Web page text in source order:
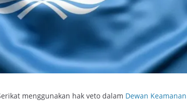
menggunakan hak veto dalam Dewan Keamanan